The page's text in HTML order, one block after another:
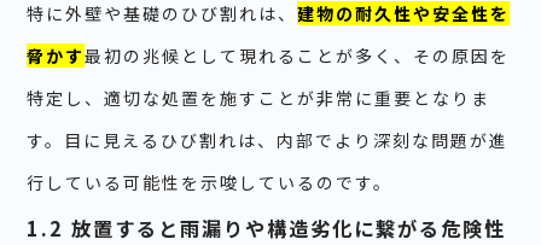
特に外壁や基礎のひび割れは、建物の耐久性や安全性を
脅かす最初の兆候として現れることが多く、その原因を
特定し、適切な処置を施すことが非常に重要となりま
す。目に見えるひび割れは、内部でより深刻な問題が進
行している可能性を示唆しているのです。
1.2 放置すると雨漏りや構造劣化に繋がる危険性